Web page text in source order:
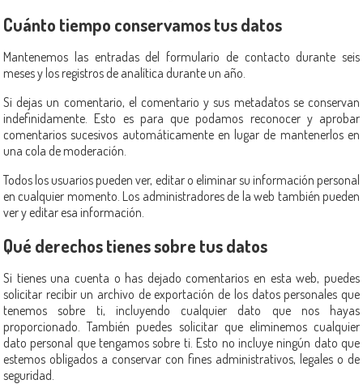
Cuánto tiempo conservamos tus datos
Mantenemos las entradas del formulario de contacto durante seis
meses y los registros de analítica durante un año.
Si dejas un comentario, el comentario y sus metadatos se conservan
indefinidamente. Esto es para que podamos reconocer y aprobar
comentarios sucesivos automáticamente en lugar de mantenerlos en
una cola de moderación.
Todos los usuarios pueden ver, editar o eliminar su información personal
en cualquier momento. Los administradores de la web también pueden
ver y editar esa información.
Qué derechos tienes sobre tus datos
Si tienes una cuenta o has dejado comentarios en esta web, puedes
solicitar recibir un archivo de exportación de los datos personales que
tenemos sobre ti, incluyendo cualquier dato que nos hayas
proporcionado. También puedes solicitar que eliminemos cualquier
dato personal que tengamos sobre ti. Esto no incluye ningún dato que
estemos obligados a conservar con fines administrativos, legales o de
seguridad.